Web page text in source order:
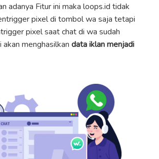
adanya Fitur ini maka loops.id tidak
pixel di tombol wa saja tetapi
pixel saat chat di wa sudah
menghasilkan data iklan menjadi